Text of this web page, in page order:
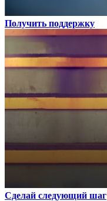
Получить поддержку
Сделай следующий шаг